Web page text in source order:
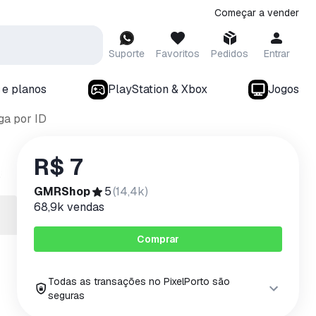
Começar a vender
Suporte Favoritos Pedidos Entrar
planos PlayStation & Xbox
Jogos
por ID
R$ 7
GMRShop 5(14,4k)
68,9k vendas
Comprar
Todas as transações no PixelPorto são
seguras